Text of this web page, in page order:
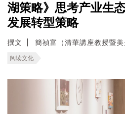
湖策略》思考产业生
发展转型策略
撰文 簡禎富（清華講座教授暨美
阅读文化